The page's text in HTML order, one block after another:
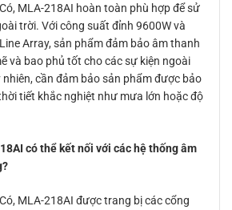
Có, MLA-218AI hoàn toàn phù hợp để sử
trời. Với công suất đỉnh 9600W và
Array, sản phẩm đảm bảo âm thanh
và bao phủ tốt cho các sự kiện ngoài
nhiên, cần đảm bảo sản phẩm được bảo
tiết khắc nghiệt như mưa lớn hoặc độ
có thể kết nối với các hệ thống âm
Có, MLA-218AI được trang bị các cổng